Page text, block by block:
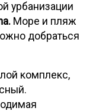
урбанизации
Море и пляж
добраться
комплекс,